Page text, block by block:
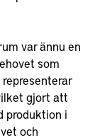
var ännu en
som
gjort att
produktion i
och